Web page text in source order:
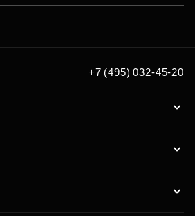
+7 (495) 032-45-20